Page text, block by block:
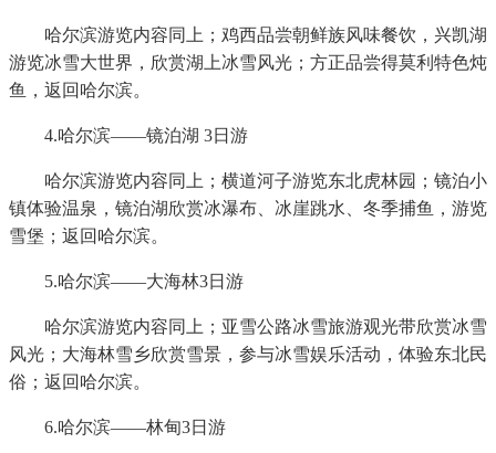
哈尔滨游览内容同上；鸡西品尝朝鲜族风味餐饮，兴凯湖
游览冰雪大世界，欣赏湖上冰雪风光；方正品尝得莫利特色炖
鱼，返回哈尔滨。
4.哈尔滨——镜泊湖 3日游
哈尔滨游览内容同上；横道河子游览东北虎林园；镜泊小
镇体验温泉，镜泊湖欣赏冰瀑布、冰崖跳水、冬季捕鱼，游览
雪堡；返回哈尔滨。
5.哈尔滨——大海林3日游
哈尔滨游览内容同上；亚雪公路冰雪旅游观光带欣赏冰雪
风光；大海林雪乡欣赏雪景，参与冰雪娱乐活动，体验东北民
俗；返回哈尔滨。
6.哈尔滨——林甸3日游